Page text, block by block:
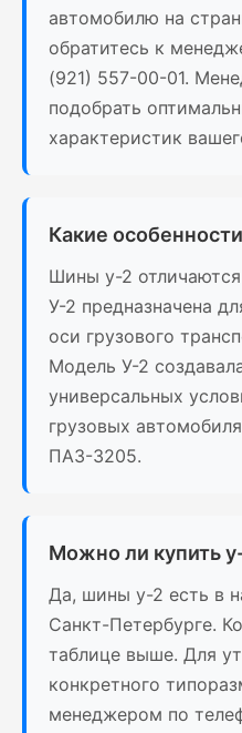
автомобилю на
обратитесь к
(921) 557-00-01.
подобрать
характеристик
Какие
Шины у-2
У-2 предназначена
оси грузового
Модель У-2
универсальных
грузовых
ПАЗ-3205.
Можно ли купить
Да, шины у-2 есть в
Санкт-Петербурге.
таблице выше. Для
конкретного
менеджером по